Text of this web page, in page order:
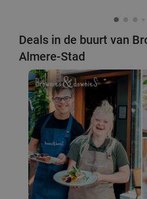
Deals in de buurt van
Almere-Stad